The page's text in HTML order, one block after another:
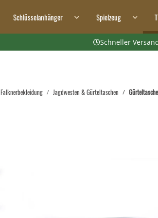
Schlüsselanhänger Spielzeug
Schneller
Falknerbekleidung Jagdwesten & Gürteltaschen